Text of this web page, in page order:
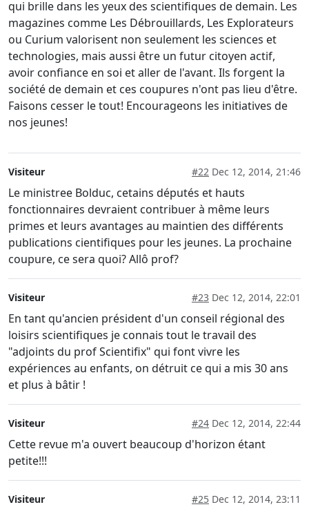
qui brille dans les yeux des scientifiques de demain. Les
magazines comme Les Débrouillards, Les Explorateurs
ou Curium valorisent non seulement les sciences et
technologies, mais aussi être un futur citoyen actif,
avoir confiance en soi et aller de l'avant. Ils forgent la
société de demain et ces coupures n'ont pas lieu d'être.
Faisons cesser le tout! Encourageons les initiatives de
nos jeunes!
Visiteur #22 Dec 12, 2014, 21:46
Le ministree Bolduc, cetains députés et hauts
fonctionnaires devraient contribuer à même leurs
primes et leurs avantages au maintien des différents
publications cientifiques pour les jeunes. La prochaine
coupure, ce sera quoi? Allô prof?
Visiteur #23 Dec 12, 2014, 22:01
En tant qu'ancien président d'un conseil régional des
loisirs scientifiques je connais tout le travail des
"adjoints du prof Scientifix" qui font vivre les
expériences au enfants, on détruit ce qui a mis 30 ans
et plus à bâtir !
Visiteur #24 Dec 12, 2014, 22:44
Cette revue m'a ouvert beaucoup d'horizon étant
petite!!!
Visiteur #25 Dec 12, 2014, 23:11